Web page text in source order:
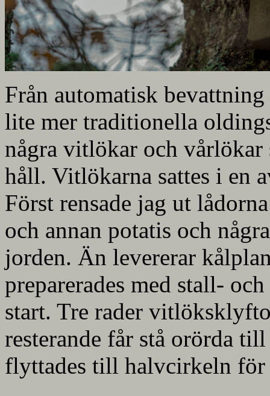
Från automatisk
lite mer traditionella
några vitlökar och vårlökar
håll. Vitlökarna sattes i en
Först rensade jag ut
och annan potatis och
jorden. Än levererar
preparerades med stall-
start. Tre rader
resterande får stå orörda
flyttades till halvcirkeln för